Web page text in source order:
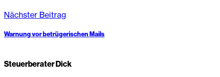
Nächster Beitrag
Warnung vor betrügerischen Mails
Steuerberater Dick